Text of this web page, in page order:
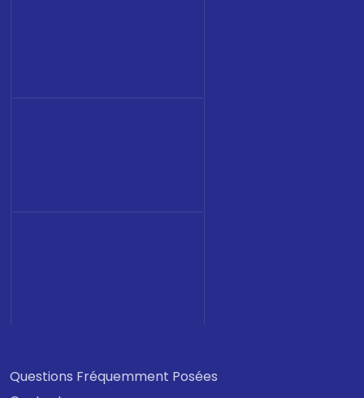
Questions Fréquemment Posées